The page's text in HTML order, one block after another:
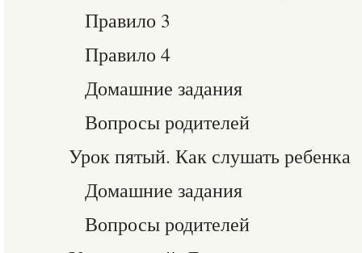
Правило 3
Правило 4
Домашние задания
Вопросы родителей
Урок пятый. Как слушать ребенка
Домашние задания
Вопросы родителей